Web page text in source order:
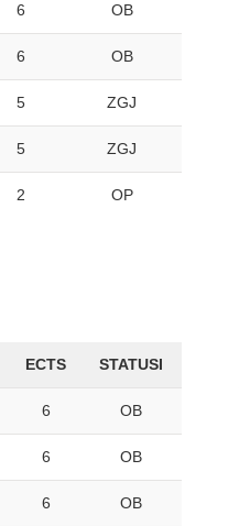
6 OB
6 OB
5 ZGJ
5 ZGJ
2 OP
ECTS STATUSI
6 OB
6 OB
6 OB